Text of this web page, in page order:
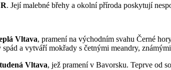
. Její malebné břehy a okolní příroda poskytují
Vltava, pramení na východním svahu Černé
a vytváří mokřady s četnými meandry,
Vltava, jež pramení v Bavorsku. Teprve od